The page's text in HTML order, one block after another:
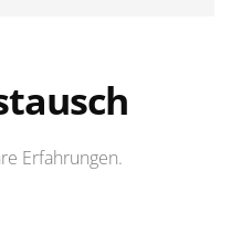
Erfahrungen.